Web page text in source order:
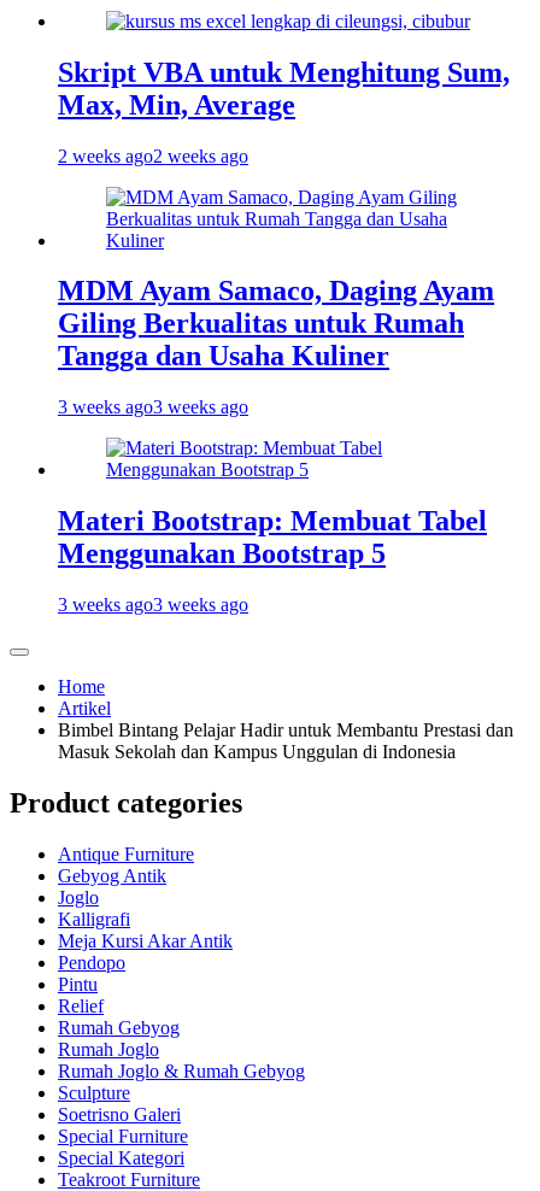
Skript VBA untuk Menghitung Sum,
Max, Min, Average
2 weeks ago2 weeks ago
MDM Ayam Samaco, Daging Ayam
Giling Berkualitas untuk Rumah
Tangga dan Usaha Kuliner
3 weeks ago3 weeks ago
Materi Bootstrap: Membuat Tabel
Menggunakan Bootstrap 5
3 weeks ago3 weeks ago
Home
Artikel
Bimbel Bintang Pelajar Hadir untuk Membantu Prestasi dan
Masuk Sekolah dan Kampus Unggulan di Indonesia
Product categories
Antique Furniture
Gebyog Antik
Joglo
Kalligrafi
Meja Kursi Akar Antik
Pendopo
Pintu
Relief
Rumah Gebyog
Rumah Joglo
Rumah Joglo & Rumah Gebyog
Sculpture
Soetrisno Galeri
Special Furniture
Special Kategori
Teakroot Furniture